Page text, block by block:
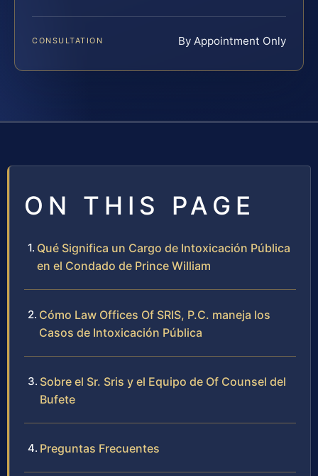
CONSULTATION By Appointment Only
ON THIS PAGE
Qué Significa un Cargo de Intoxicación Pública
en el Condado de Prince William
Cómo Law Offices Of SRIS, P.C. maneja los
Casos de Intoxicación Pública
Sobre el Sr. Sris y el Equipo de Of Counsel del
Bufete
Preguntas Frecuentes